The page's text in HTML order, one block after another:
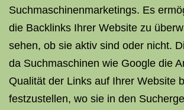
Suchmaschinenmarketings. Es
die Backlinks Ihrer Website zu
sehen, ob sie aktiv sind oder nicht.
da Suchmaschinen wie Google die
Qualität der Links auf Ihrer Website
festzustellen, wo sie in den